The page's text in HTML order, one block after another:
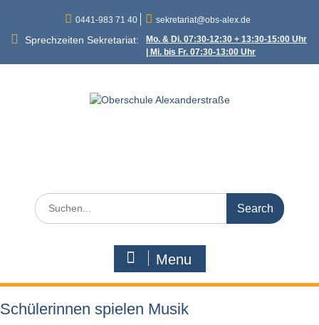
content
0441-983 71 40 sekretariat@obs-alex.de
Sprechzeiten Sekretariat:
Mo. & Di. 07:30-12:30 + 13:30-15:00 Uhr
| Mi. bis Fr. 07:30-13:00 Uhr
Search
for:
Menu
Schülerinnen spielen Musik